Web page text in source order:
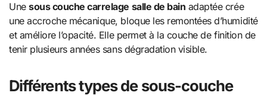
Unesous couche carrelage salle de bain adaptée crée
une accroche mécanique, bloque les remontées d’humidité
et améliore l’opacité. Elle permet à la couche de finition de
tenir plusieurs années sans dégradation visible.
Différents types de sous-couche